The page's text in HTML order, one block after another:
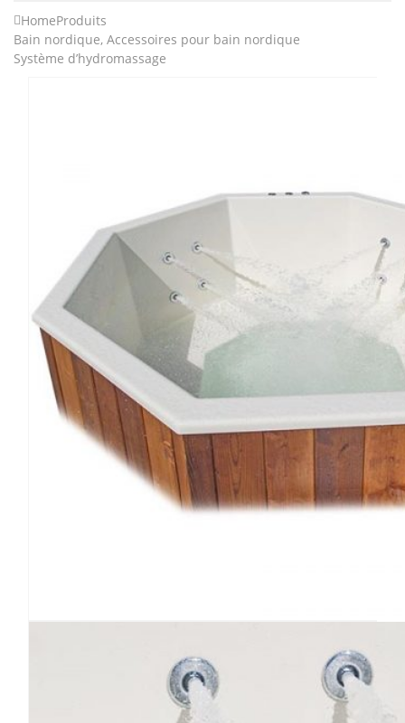
HomeProduits
Bain nordique, Accessoires pour bain nordique
Système d’hydromassage